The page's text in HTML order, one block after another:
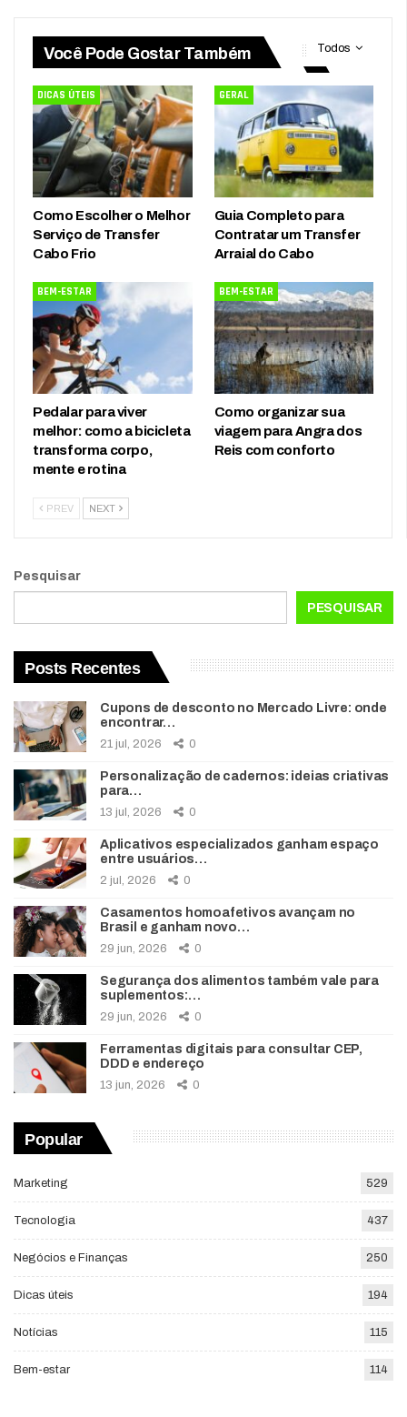
Todos
Você Pode Gostar Também
DICAS ÚTEIS
Como Escolher o Melhor
Serviço de Transfer
Cabo Frio
GERAL
Guia Completo para
Contratar um Transfer
Arraial do Cabo
BEM-ESTAR
Pedalar para viver
melhor: como a bicicleta
transforma corpo,
mente e rotina
BEM-ESTAR
Como organizar sua
viagem para Angra dos
Reis com conforto
PREV NEXT
Pesquisar
PESQUISAR
Posts Recentes
Cupons de desconto no Mercado Livre: onde
encontrar…
21 jul, 2026 0
Personalização de cadernos: ideias criativas
para…
13 jul, 2026 0
Aplicativos especializados ganham espaço
entre usuários…
2 jul, 2026 0
Casamentos homoafetivos avançam no
Brasil e ganham novo…
29 jun, 2026 0
Segurança dos alimentos também vale para
suplementos:…
29 jun, 2026 0
Ferramentas digitais para consultar CEP,
DDD e endereço
13 jun, 2026 0
Popular
Marketing 529
Tecnologia 437
Negócios e Finanças 250
Dicas úteis 194
Notícias 115
Bem-estar 114